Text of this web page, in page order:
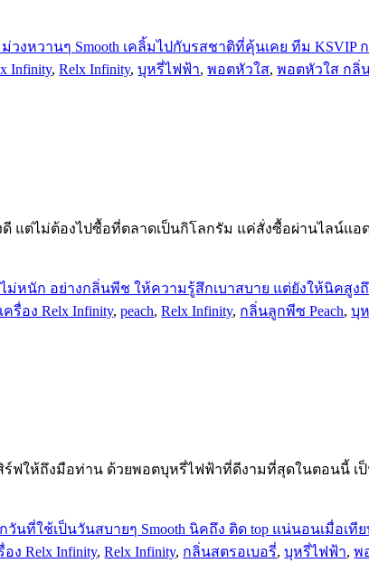
Infinity,Relx Infinity,บุหรี่ไฟฟ้า,พอตหัวใส,พอตหัวใส กลิ่
แต่ไม่ต้องไปซื้อที่ตลาดเป็นกิโลกรัม แค่สั่งซื้อผ่านไลน์แอ
รื่อง Relx Infinity,peach,Relx Infinity, กลิ่นลูกพีซ Peach,บุ
ฟให้ถึงมือท่าน ด้วยพอตบุหรี่ไฟฟ้าที่ดีงามที่สุดในตอนนี้ เ
ง Relx Infinity,Relx Infinity, กลิ่นสตรอเบอรี่,บุหรี่ไฟฟ้า,พ